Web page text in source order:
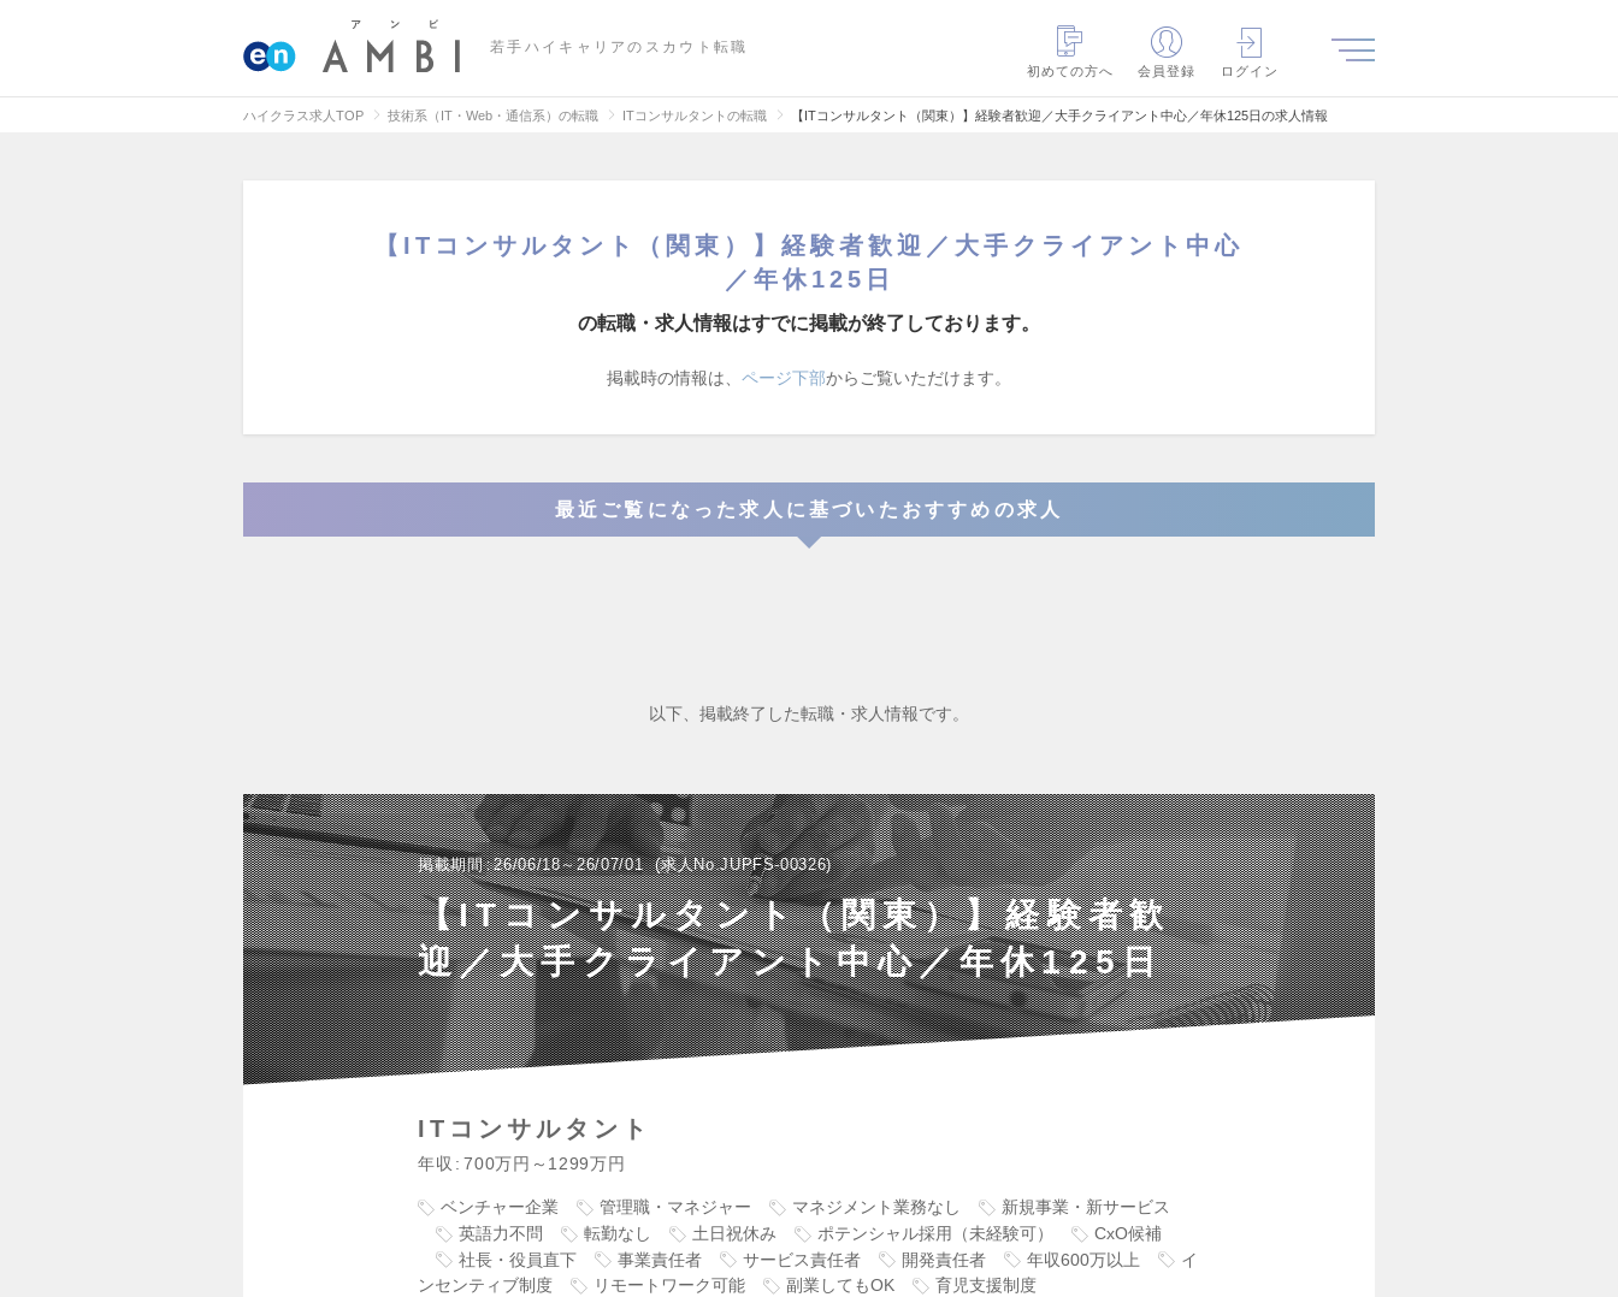
若手ハイキャリアのスカウト転職
初めての方へ
会員登録 ログイン
ハイクラス求人TOP 技術系（IT・Web・通信系）の転職 ITコンサルタントの転職 【ITコンサルタント（関東）】経験者歓迎／大手クライアント中心／年休125日の求人情報
【ITコンサルタント（関東）】経験者歓迎／大手クライアント中心
／年休125日
の転職・求人情報はすでに掲載が終了しております。
掲載時の情報は、 ページ下部からご覧いただけます。
最近ご覧になった求人に基づいたおすすめの求人
以下、掲載終了した転職・求人情報です。
掲載期間 26/06/18～26/07/01 求人No.JUPFS-00326
【ITコンサルタント（関東）】経験者歓
迎／大手クライアント中心／年休125日
ITコンサルタント
年収 700万円～1299万円
ベンチャー企業 管理職・マネジャー マネジメント業務なし
新規事業・新サービス
英語力不問
転勤なし 土日祝休み ポテンシャル採用（未経験可）
CxO候補
社長・役員直下
事業責任者 サービス責任者 開発責任者 年収600万以上
イ
ンセンティブ制度
リモートワーク可能 副業してもOK 育児支援制度